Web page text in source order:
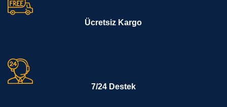
Ücretsiz Kargo
7/24 Destek